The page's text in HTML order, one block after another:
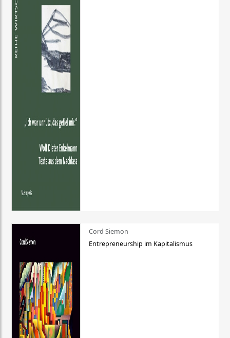
Cord Siemon
Entrepreneurship im Kapitalismus